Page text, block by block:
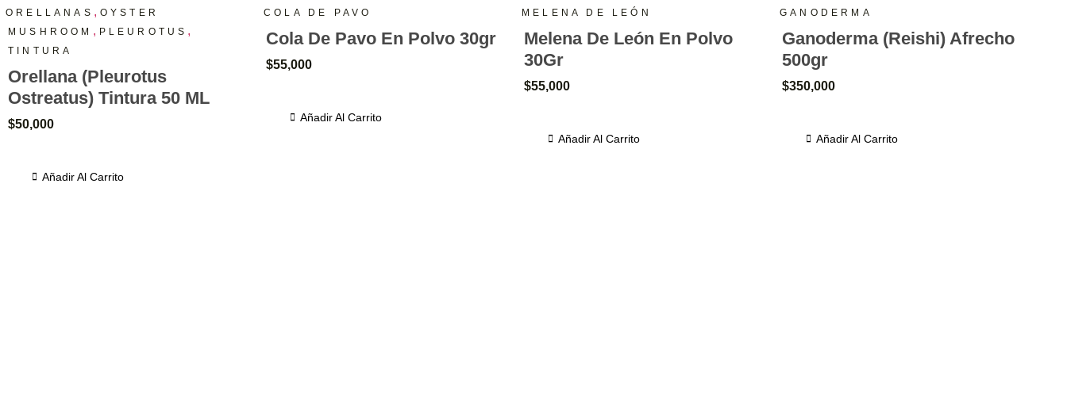
ORELLANAS , OYSTER
MUSHROOM , PLEUROTUS ,
TINTURA
Orellana (Pleurotus
Ostreatus) Tintura 50 ML
$50,000
Añadir Al Carrito
COLA DE PAVO
Cola De Pavo En Polvo 30gr
$55,000
Añadir Al Carrito
MELENA DE LEÓN
Melena De León En Polvo
30Gr
$55,000
Añadir Al Carrito
GANODERMA
Ganoderma (Reishi) Afrecho
500gr
$350,000
Añadir Al Carrito